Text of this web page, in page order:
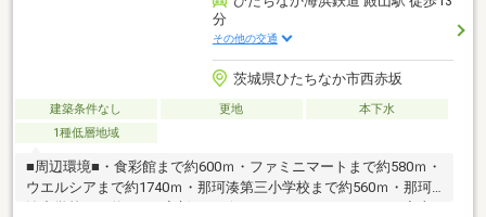
分
その他の交通
茨城県ひたちなか市西赤坂
建築条件なし 更地
本下水
1種低層地域
■周辺環境■・食彩館まで約600ｍ・ファミニマートまで約580ｍ・
ウエルシアまで約1740ｍ・那珂湊第三小学校まで約560ｍ・那珂
湊中学校まで約760ｍ◆新サービス・マイホームカウンター◆土